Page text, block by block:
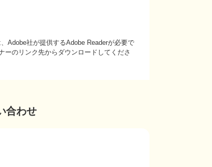
Adobe社が提供するAdobe Readerが必要で
ーのリンク先からダウンロードしてくださ
合わせ